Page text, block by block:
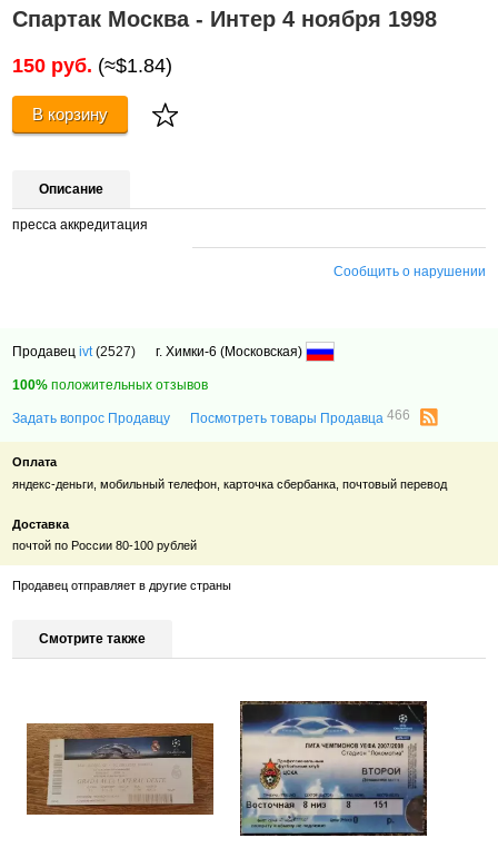
Спартак Москва - Интер 4 ноября 1998
150 руб. (≈$1.84)
В корзину
Описание
пресса аккредитация
Сообщить о нарушении
Продавецivt (2527) г. Химки-6 (Московская)
100% положительных отзывов
Задать вопрос Продавцу Посмотреть товары Продавца466
Оплата
яндекс-деньги, мобильный телефон, карточка сбербанка, почтовый перевод
Доставка
почтой по России 80-100 рублей
Продавец отправляет в другие страны
Смотрите также